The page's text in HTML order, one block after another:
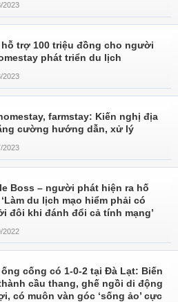
2023
trợ 100 triệu đồng cho người
phát triển du lịch
2023
farmstay: Kiến nghị địa
cường hướng dẫn, xử lý
2023
Boss – người phát hiện ra hố
du lịch mạo hiểm phải có
đôi khi đánh đổi cả tính mạng’
2022
ống cống có 1-0-2 tại Đà Lạt: Biến
cầu thang, ghế ngồi di động
có muôn vàn góc ‘sống ảo’ cực